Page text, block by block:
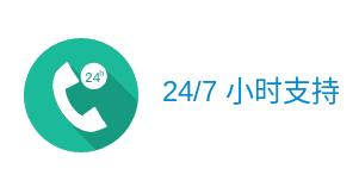
24/7 小时支持